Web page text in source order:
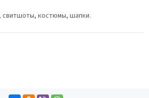
свитшоты, костюмы, шапки.